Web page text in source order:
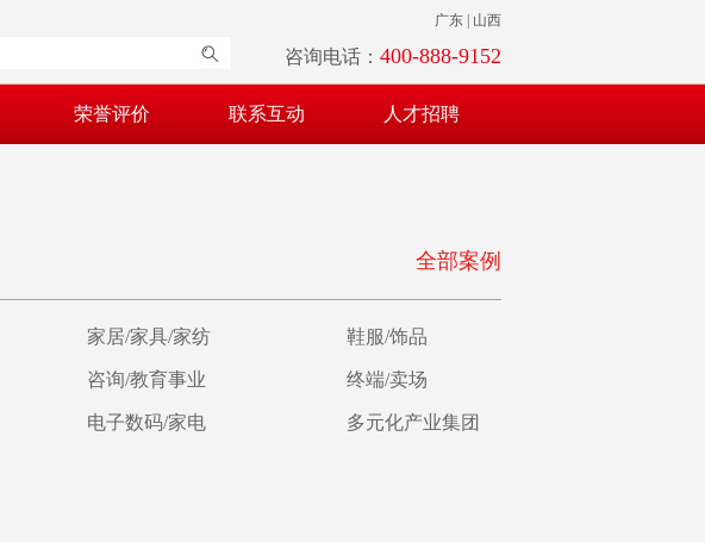
广东 | 山西
咨询电话： 400-888-9152
荣誉评价 联系互动 人才招聘
全部案例
家居/家具/家纺 鞋服/饰品
咨询/教育事业 终端/卖场
电子数码/家电 多元化产业集团